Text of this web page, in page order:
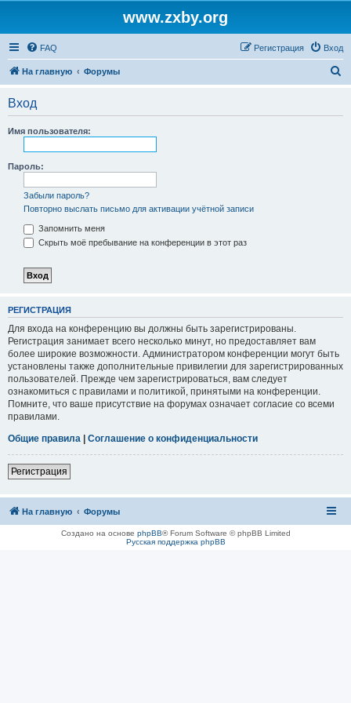
www.zxby.org
FAQ Вход
Регистрация
На главную Форумы
Вход
Имя пользователя:
Пароль:
Забыли пароль?
Повторно выслать письмо для активации учётной записи
Запомнить меня
Скрыть моё пребывание на конференции в этот раз
РЕГИСТРАЦИЯ
Для входа на конференцию вы должны быть зарегистрированы.
Регистрация занимает всего несколько минут, но предоставляет вам
более широкие возможности. Администратором конференции могут быть
установлены также дополнительные привилегии для зарегистрированных
пользователей. Прежде чем зарегистрироваться, вам следует
ознакомиться с правилами и политикой, принятыми на конференции.
Помните, что ваше присутствие на форумах означает согласие со всеми
правилами.
Общие правила | Соглашение о конфиденциальности
Регистрация
На главную Форумы
Создано на основе phpBB® Forum Software © phpBB Limited
Русская поддержка phpBB